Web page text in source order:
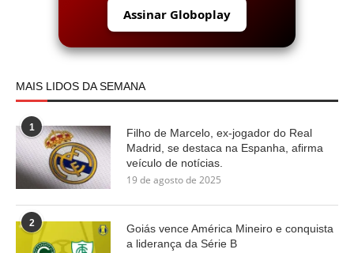
Assinar Globoplay
MAIS LIDOS DA SEMANA
1
Filho de Marcelo, ex-jogador do Real
Madrid, se destaca na Espanha, afirma
veículo de notícias.
19 de agosto de 2025
2
Goiás vence América Mineiro e conquista
a liderança da Série B